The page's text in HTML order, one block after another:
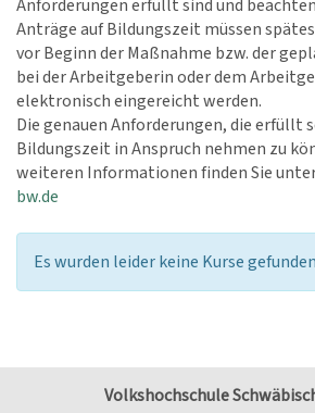
Anforderungen erfüllt sind und
Anträge auf Bildungszeit müssen
vor Beginn der Maßnahme bzw. der
bei der Arbeitgeberin oder dem
elektronisch eingereicht werden.
Die genauen Anforderungen, die erfüllt
Bildungszeit in Anspruch nehmen zu
weiteren Informationen finden Sie
bw.de
Es wurden leider keine Kurse
Volkshochschule